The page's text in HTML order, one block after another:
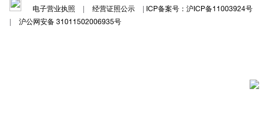
电子营业执照
| 经营证照公示 | ICP备案号：沪ICP备11003924号
|
沪公网安备 31011502006935号